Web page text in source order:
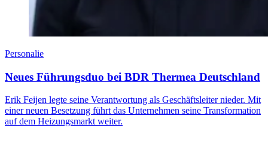
Personalie
Neues Führungsduo bei BDR Thermea Deutschland
Erik Feijen legte seine Verantwortung als Geschäftsleiter nieder. Mit
einer neuen Besetzung führt das Unternehmen seine Transformation
auf dem Heizungsmarkt weiter.